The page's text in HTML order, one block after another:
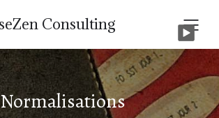
Consulting
Normalisations